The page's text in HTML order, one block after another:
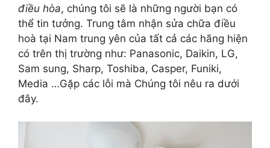
điều hòa, chúng tôi sẽ là những người bạn có
thể tin tưởng. Trung tâm nhận sửa chữa điều
hoà tại Nam trung yên của tất cả các hãng hiện
có trên thị trường như: Panasonic, Daikin, LG,
Sam sung, Sharp, Toshiba, Casper, Funiki,
Media …Gặp các lỗi mà Chúng tôi nêu ra dưới
đây.